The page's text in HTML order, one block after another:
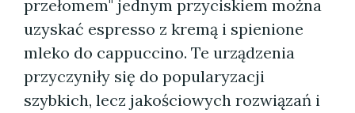
przełomem" jednym przyciskiem można
uzyskać espresso z kremą i spienione
mleko do cappuccino. Te urządzenia
przyczyniły się do popularyzacji
szybkich, lecz jakościowych rozwiązań i